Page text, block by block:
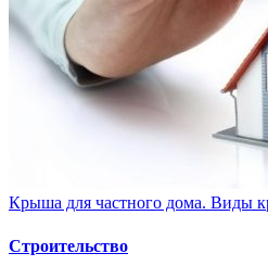
Крыша для частного дома. Виды
Строительство